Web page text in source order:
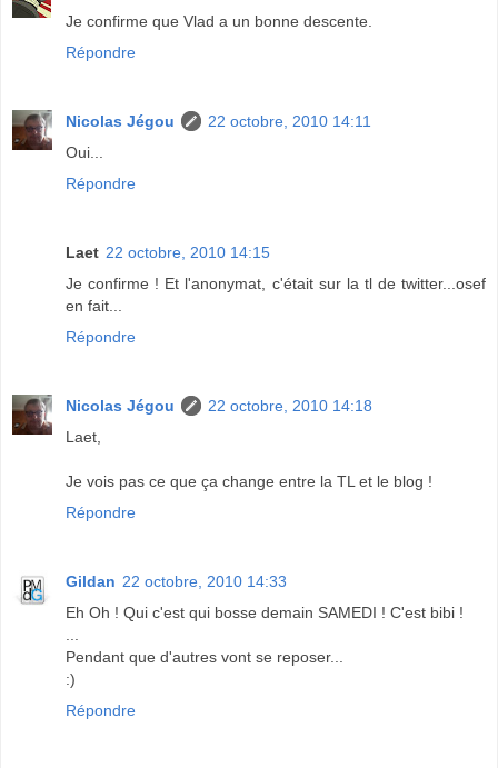
Je confirme que Vlad a un bonne descente.
Répondre
Nicolas Jégou
22 octobre, 2010 14:11
Oui...
Répondre
Laet 22 octobre, 2010 14:15
Je confirme ! Et l'anonymat, c'était sur la tl de twitter...osef
en fait...
Répondre
Nicolas Jégou
22 octobre, 2010 14:18
Laet,
Je vois pas ce que ça change entre la TL et le blog !
Répondre
Gildan 22 octobre, 2010 14:33
Eh Oh ! Qui c'est qui bosse demain SAMEDI ! C'est bibi !
Pendant que d'autres vont se reposer...
:)
Répondre